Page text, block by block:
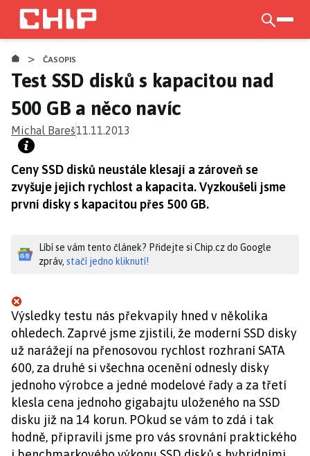
Přejít
hlavnímu
obsahu
> ČASOPIS
Test SSD disků s kapacitou nad
500 GB a něco navíc
Michal Bareš11.11.2013
Ceny SSD disků neustále klesají a zároveň se
zvyšuje jejich rychlost a kapacita. Vyzkoušeli jsme
první disky s kapacitou přes 500 GB.
Líbí se vám tento článek? Přidejte si Chip.cz do Google
zpráv, stačí jedno kliknutí!
Výsledky testu nás překvapily hned v několika
ohledech. Zaprvé jsme zjistili, že moderní SSD disky
už narážejí na přenosovou rychlost rozhraní SATA
600, za druhé si všechna ocenění odnesly disky
jednoho výrobce a jedné modelové řady a za třetí
klesla cena jednoho gigabajtu uloženého na SSD
disku již na 14 korun. POkud se vám to zdá i tak
hodně, připravili jsme pro vás srovnání praktického